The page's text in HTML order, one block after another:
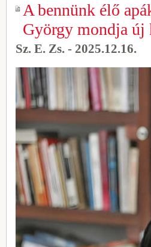
A bennünk élő
György mondja új
Sz. E. Zs. - 2025.12.16.